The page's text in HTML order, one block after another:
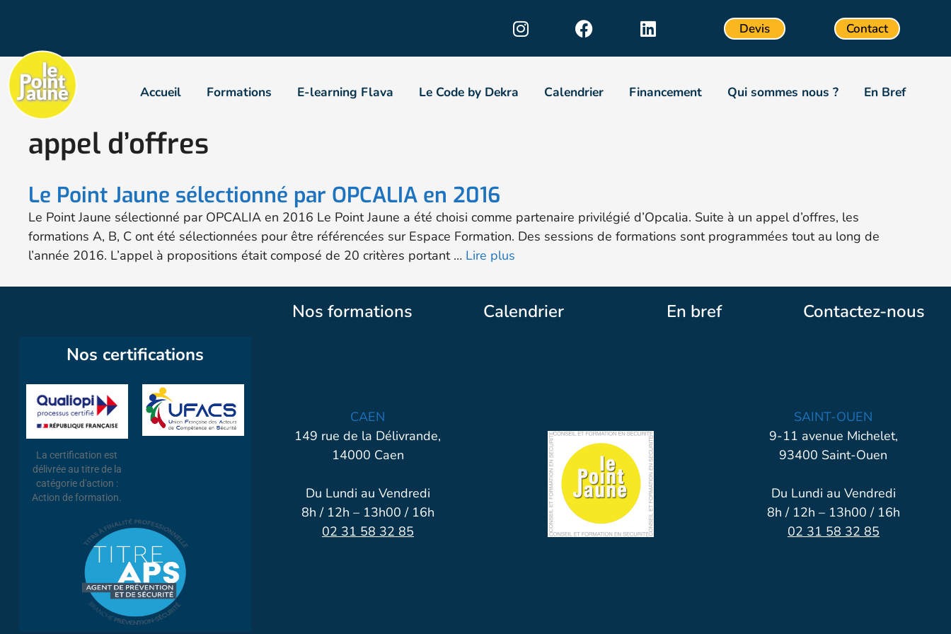
Devis Contact
Accueil Formations E-learning Flava Le Code by Dekra Calendrier Financement Qui sommes nous ? En Bref
appel d’offres
Le Point Jaune sélectionné par OPCALIA en 2016
Le Point Jaune sélectionné par OPCALIA en 2016 Le Point Jaune a été choisi comme partenaire privilégié d’Opcalia. Suite à un appel d’offres, les
formations A, B, C ont été sélectionnées pour être référencées sur Espace Formation. Des sessions de formations sont programmées tout au long de
l’année 2016. L’appel à propositions était composé de 20 critères portant … Lire plus
Nos formations Calendrier En bref
Contactez-nous
Nos certifications
La certification est
délivrée au titre de la
catégorie d'action :
Action de formation.
CAEN
149 rue de la Délivrande,
14000 Caen
Du Lundi au Vendredi
8h / 12h – 13h00 / 16h
02 31 58 32 85
SAINT-OUEN
9-11 avenue Michelet,
93400 Saint-Ouen
Du Lundi au Vendredi
8h / 12h – 13h00 / 16h
02 31 58 32 85